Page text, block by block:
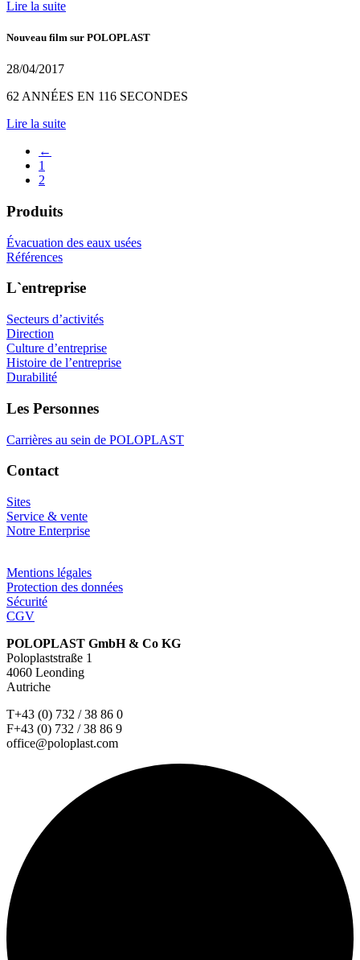
Lire la suite
Nouveau film sur POLOPLAST
28/04/2017
62 ANNÉES EN 116 SECONDES
Lire la suite
←
1
2
Produits
Évacuation des eaux usées
Références
L`entreprise
Secteurs d’activités
Direction
Culture d’entreprise
Histoire de l’entreprise
Durabilité
Les Personnes
Carrières au sein de POLOPLAST
Contact
Sites
Service & vente
Notre Enterprise
Mentions légales
Protection des données
Sécurité
CGV
POLOPLAST GmbH & Co KG
Poloplaststraße 1
4060 Leonding
Autriche
T+43 (0) 732 / 38 86 0
F+43 (0) 732 / 38 86 9
office@poloplast.com